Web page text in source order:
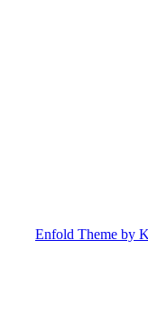
Enfold Theme by